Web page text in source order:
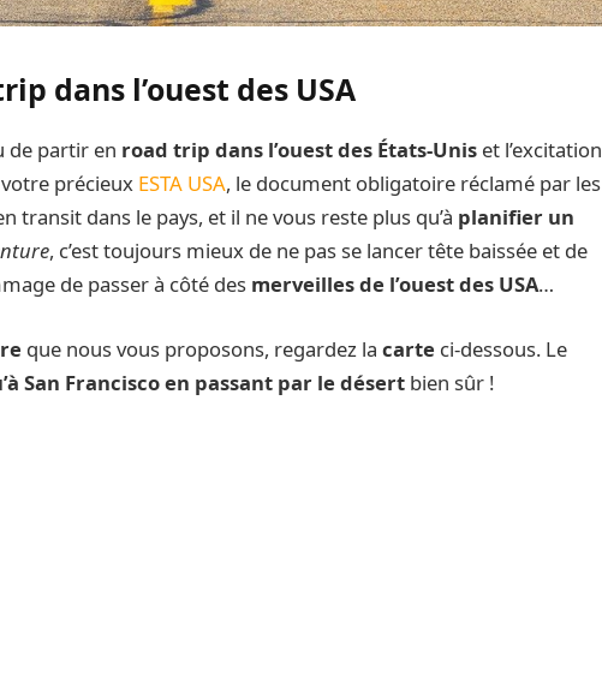
dans l’ouest des USA
de partir en road trip dans l’ouest des États-Unis et l’excitation
précieux ESTA USA, le document obligatoire réclamé par les
transit dans le pays, et il ne vous reste plus qu’à planifier un
, c’est toujours mieux de ne pas se lancer tête baissée et de
de passer à côté des merveilles de l’ouest des USA…
que nous vous proposons, regardez la carte ci-dessous. Le
San Francisco en passant par le désert bien sûr !